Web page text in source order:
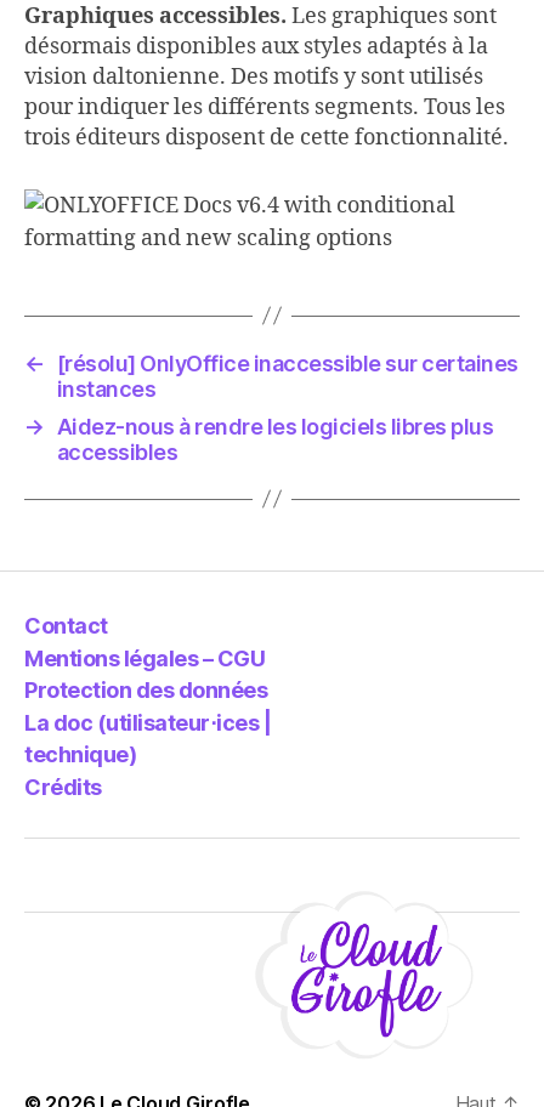
Graphiques accessibles. Les graphiques sont
désormais disponibles aux styles adaptés à la
vision daltonienne. Des motifs y sont utilisés
pour indiquer les différents segments. Tous les
trois éditeurs disposent de cette fonctionnalité.
←
[résolu] OnlyOffice inaccessible sur certaines
instances
→
Aidez-nous à rendre les logiciels libres plus
accessibles
Contact
Mentions légales – CGU
Protection des données
La doc (utilisateur⋅ices |
technique)
Crédits